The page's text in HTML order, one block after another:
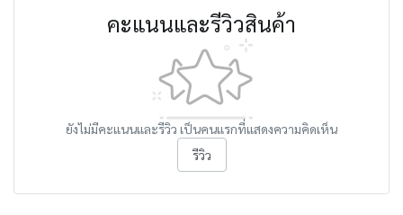
คะแนนและรีวิวสินค้า
ยังไม่มีคะแนนและรีวิว เป็นคนแรกที่แสดงความคิดเห็น
รีวิว